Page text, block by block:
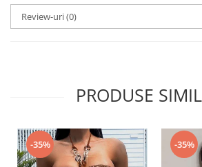
Review-uri(0)
PRODUSE
-35% -35%